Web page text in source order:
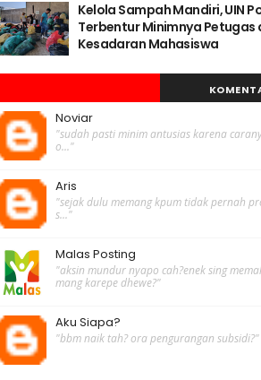
Kelola Sampah Mandiri, UIN
Terbentur Minimnya Petugas
Kesadaran Mahasiswa
Noviar
"sudah pasti minim antusias karena
o..."
Aris
"sejak dulu memang kpum tidak pernah
s..."
Malas Posting
"aksin mundur nyapo cah?enek sing
mang karepe dhewe?"
Aku Siapa?
"bbm naik tah? ora pengurangan subsidi?"